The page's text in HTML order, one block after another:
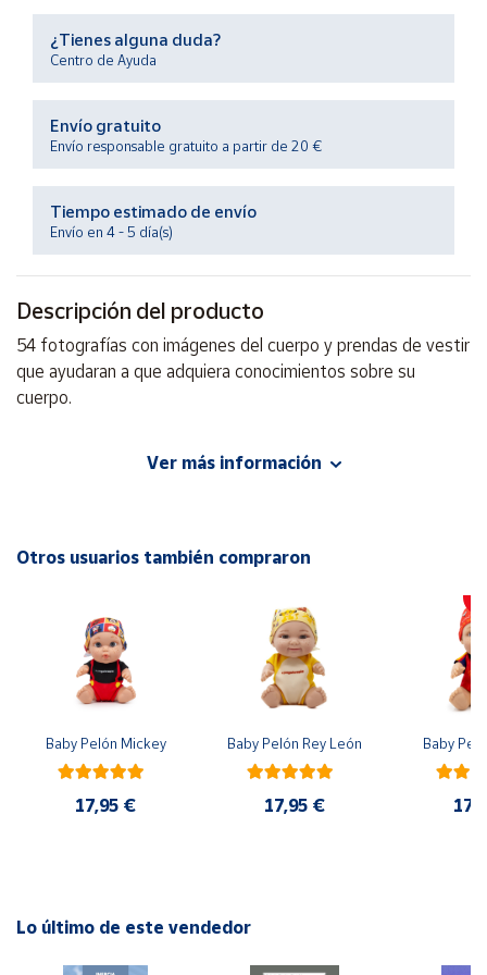
Productos
Solidarios
Ayuda
Centro
Contacto
Vendedores
Mapa de
vendedores
Hazte
Ubicación
Península
Baleares
¿Tienes alguna duda?
Centro de Ayuda
Envío gratuito
Envío responsable gratuito a partir de 20 €
Tiempo estimado de envío
Envío en 4 - 5 día(s)
Descripción del producto
54 fotografías con imágenes del cuerpo y prendas de vestir
que ayudaran a que adquiera conocimientos sobre su
cuerpo.
EAN: 8426804205090
piezas pequeñas. Peligro de asfixia
Ver más información
Otros usuarios también compraron
Baby Pelón Mickey
17,95 €
Baby Pelón Rey León
17,95 €
Baby
Lo último de este vendedor